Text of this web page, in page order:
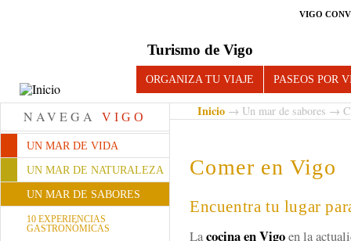
VIGO
Turismo de Vigo
ORGANIZA TU VIAJE PASEOS POR
NAVEGA VIGO
UN MAR DE VIDA
UN MAR DE NATURALEZA
UN MAR DE SABORES
10 EXPERIENCIAS
GASTRONÓMICAS
Inicio → Un mar de sabores →
Comer en Vigo
Encuentra tu lugar
Lacocina en Vigoen la